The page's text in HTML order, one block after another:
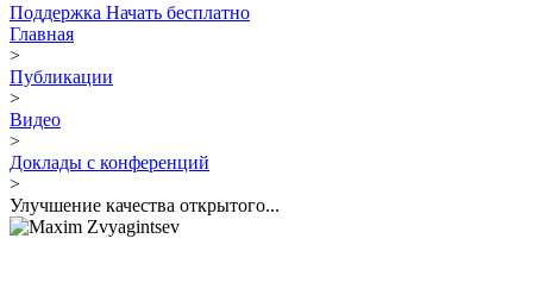
Поддержка Начать бесплатно
Главная
>
Публикации
>
Видео
>
Доклады с конференций
>
Улучшение качества открытого...